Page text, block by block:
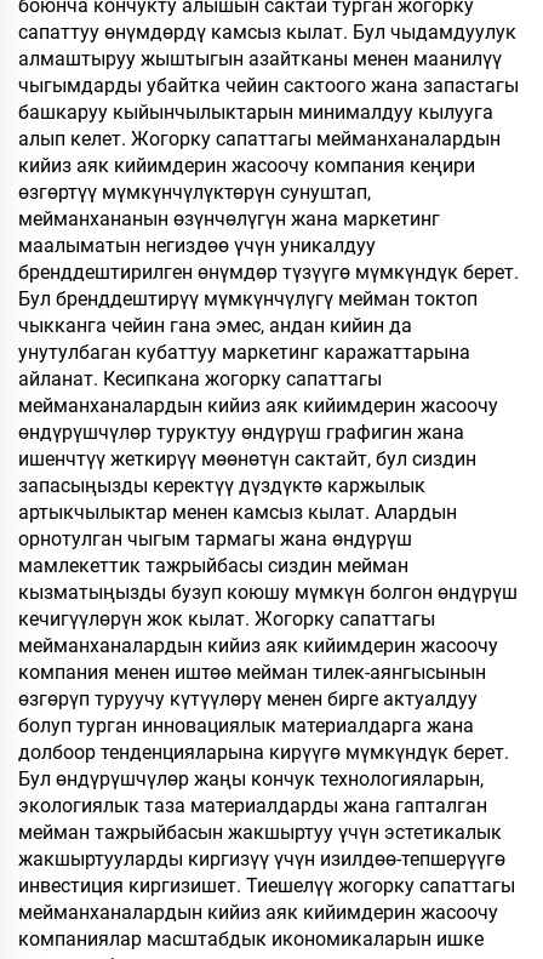
боюнча кончукту алышын сактай турган жогорку
сапаттуу өнүмдөрдү камсыз кылат. Бул чыдамдуулук
алмаштыруу жыштыгын азайтканы менен маанилүү
чыгымдарды убайтка чейин сактоого жана запастагы
башкаруу кыйынчылыктарын минималдуу кылууга
алып келет. Жогорку сапаттагы мейманханалардын
кийиз аяк кийимдерин жасоочу компания кеңири
өзгөртүү мүмкүнчүлүктөрүн сунуштап,
мейманхананын өзүнчөлүгүн жана маркетинг
маалыматын негиздөө үчүн уникалдуу
бренддештирилген өнүмдөр түзүүгө мүмкүндүк берет.
Бул бренддештирүү мүмкүнчүлүгү мейман токтоп
чыкканга чейин гана эмес, андан кийин да
унутулбаган кубаттуу маркетинг каражаттарына
айланат. Кесипкана жогорку сапаттагы
мейманханалардын кийиз аяк кийимдерин жасоочу
өндүрүшчүлөр туруктуу өндүрүш графигин жана
ишенчтүү жеткирүү мөөнөтүн сактайт, бул сиздин
запасыңызды керектүү дүздүктө каржылык
артыкчылыктар менен камсыз кылат. Алардын
орнотулган чыгым тармагы жана өндүрүш
мамлекеттик тажрыйбасы сиздин мейман
кызматыңызды бузуп коюшу мүмкүн болгон өндүрүш
кечигүүлөрүн жок кылат. Жогорку сапаттагы
мейманханалардын кийиз аяк кийимдерин жасоочу
компания менен иштөө мейман тилек-аянгысынын
өзгөрүп туруучу күтүүлөрү менен бирге актуалдуу
болуп турган инновациялык материалдарга жана
долбоор тенденцияларына кирүүгө мүмкүндүк берет.
Бул өндүрүшчүлөр жаңы кончук технологияларын,
экологиялык таза материалдарды жана гапталган
мейман тажрыйбасын жакшыртуу үчүн эстетикалык
жакшыртууларды киргизүү үчүн изилдөө-тепшерүүгө
инвестиция киргизишет. Тиешелүү жогорку сапаттагы
мейманханалардын кийиз аяк кийимдерин жасоочу
компаниялар масштабдык икономикаларын ишке